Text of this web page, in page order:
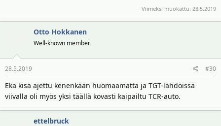
Viimeksi muokattu: 23.5.2019
Otto Hokkanen
Well-known member
28.5.2019 #30
Eka kisa ajettu kenenkään huomaamatta ja TGT-lähdöissä
viivalla oli myös yksi täällä kovasti kaipailtu TCR-auto.
ettelbruck